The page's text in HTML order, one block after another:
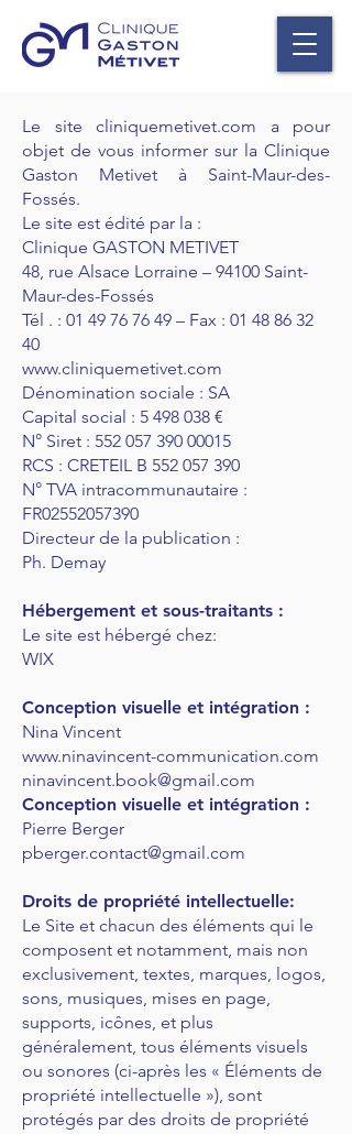
Le site cliniquemetivet.com a pour
objet de vous informer sur la Clinique
Gaston Metivet à Saint-Maur-des-
Fossés.
Le site est édité par la :
Clinique GASTON METIVET
48, rue Alsace Lorraine – 94100 Saint-
Maur-des-Fossés
Tél . : 01 49 76 76 49 – Fax : 01 48 86 32
40
www.cliniquemetivet.com
Dénomination sociale : SA
Capital social : 5 498 038 €
N° Siret : 552 057 390 00015
RCS : CRETEIL B 552 057 390
N° TVA intracommunautaire :
FR02552057390
Directeur de la publication :
Ph. Demay
Hébergement et sous-traitants :
Le site est hébergé chez:
WIX
Conception visuelle et intégration :
Nina Vincent
www.ninavincent-communication.com
ninavincent.book@gmail.com
Conception visuelle et intégration :
Pierre Berger
pberger.contact@gmail.com
Droits de propriété intellectuelle:
Le Site et chacun des éléments qui le
composent et notamment, mais non
exclusivement, textes, marques, logos,
sons, musiques, mises en page,
supports, icônes, et plus
généralement, tous éléments visuels
ou sonores (ci-après les « Éléments de
propriété intellectuelle »), sont
protégés par des droits de propriété